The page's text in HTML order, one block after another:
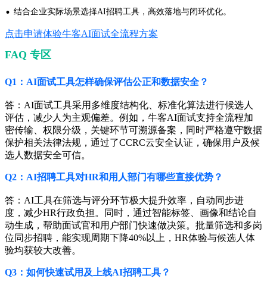
· 结合企业实际场景选择AI招聘工具，高效落地与闭环优化。
点击申请体验牛客AI面试全流程方案
FAQ 专区
Q1：AI面试工具怎样确保评估公正和数据安全？
答：AI面试工具采用多维度结构化、标准化算法进行候选人
评估，减少人为主观偏差。例如，牛客AI面试支持全流程加
密传输、权限分级，关键环节可溯源备案，同时严格遵守数据
保护相关法律法规，通过了CCRC云安全认证，确保用户及候
选人数据安全可信。
Q2：AI招聘工具对HR和用人部门有哪些直接优势？
答：AI工具在筛选与评分环节极大提升效率，自动同步进
度，减少HR行政负担。同时，通过智能标签、画像和结论自
动生成，帮助面试官和用户部门快速做决策。批量筛选和多岗
位同步招聘，能实现周期下降40%以上，HR体验与候选人体
验均获较大改善。
Q3：如何快速试用及上线AI招聘工具？